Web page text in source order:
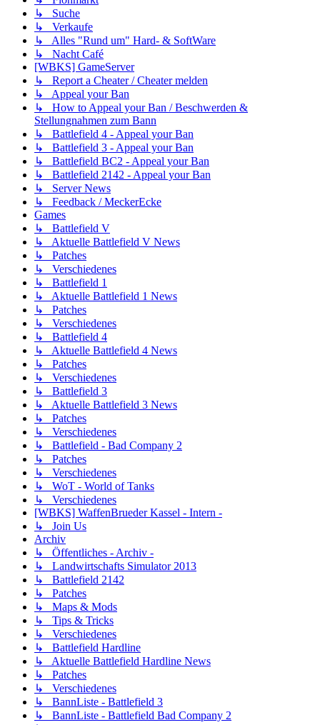
↳ Suche
↳ Verkaufe
↳ Alles "Rund um" Hard- & SoftWare
↳ Nacht Café
[WBKS] GameServer
↳ Report a Cheater / Cheater melden
↳ Appeal your Ban
↳ How to Appeal your Ban / Beschwerden &
Stellungnahmen zum Bann
↳ Battlefield 4 - Appeal your Ban
↳ Battlefield 3 - Appeal your Ban
↳ Battlefield BC2 - Appeal your Ban
↳ Battlefield 2142 - Appeal your Ban
↳ Server News
↳ Feedback / MeckerEcke
Games
↳ Battlefield V
↳ Aktuelle Battlefield V News
↳ Patches
↳ Verschiedenes
↳ Battlefield 1
↳ Aktuelle Battlefield 1 News
↳ Patches
↳ Verschiedenes
↳ Battlefield 4
↳ Aktuelle Battlefield 4 News
↳ Patches
↳ Verschiedenes
↳ Battlefield 3
↳ Aktuelle Battlefield 3 News
↳ Patches
↳ Verschiedenes
↳ Battlefield - Bad Company 2
↳ Patches
↳ Verschiedenes
↳ WoT - World of Tanks
↳ Verschiedenes
[WBKS] WaffenBrueder Kassel - Intern -
↳ Join Us
Archiv
↳ Öffentliches - Archiv -
↳ Landwirtschafts Simulator 2013
↳ Battlefield 2142
↳ Patches
↳ Maps & Mods
↳ Tips & Tricks
↳ Verschiedenes
↳ Battlefield Hardline
↳ Aktuelle Battlefield Hardline News
↳ Patches
↳ Verschiedenes
↳ BannListe - Battlefield 3
↳ BannListe - Battlefield Bad Company 2